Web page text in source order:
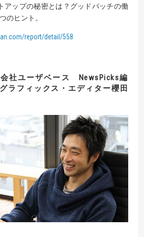
アップの秘密とは？グッドパッチの働
のヒント。
report/detail/558
社ユーザベース NewsPicks編
ラフィックス・エディター櫻田